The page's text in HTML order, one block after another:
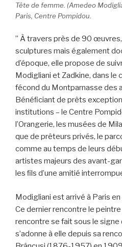
Tête de femme. (Amedeo
Paris, Centre Pompidou.
” À travers près de 90
sculptures mais également
d’époque, elle propose de
Modigliani et Zadkine, dans
fécond du Montparnasse des
Bénéﬁciant de prêts
institutions – le Centre
l’Orangerie, les musées de
que de prêteurs privés, le
comme au temps de leurs
artistes majeurs des avant-
les ﬁls d’une amitié
Modigliani est arrivé à Paris
Ce dernier rencontre le
rencontre se fait sous le signe
s’adonne à elle depuis sa